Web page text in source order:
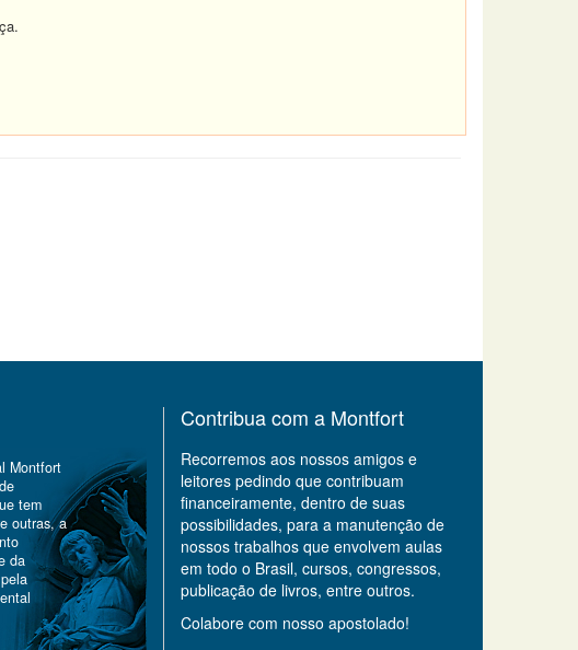
Montfort
tem
outras, a
da
Contribua com a Montfort
Recorremos aos nossos amigos e
leitores pedindo que contribuam
financeiramente, dentro de suas
possibilidades, para a manutenção de
nossos trabalhos que envolvem aulas
em todo o Brasil, cursos, congressos,
publicação de livros, entre outros.
Colabore com nosso apostolado!